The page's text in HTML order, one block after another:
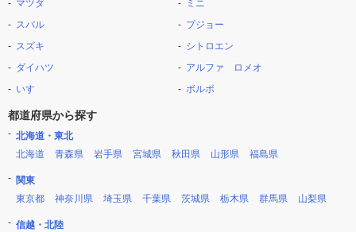
マツダ
スバル
スズキ
ダイハツ
いすゞ
ミニ
プジョー
シトロエン
アルファ ロメオ
ボルボ
都道府県から探す
北海道・東北
北海道
青森県 岩手県 宮城県 秋田県 山形県 福島県
関東
東京都
神奈川県 埼玉県 千葉県 茨城県 栃木県 群馬県 山梨県
信越・北陸